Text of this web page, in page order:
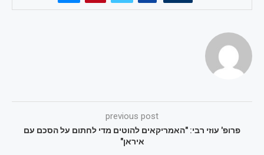
previous post
פרופ' עוזי רבי: "האמריקאים להוטים מדי לחתום על הסכם עם
איראן"